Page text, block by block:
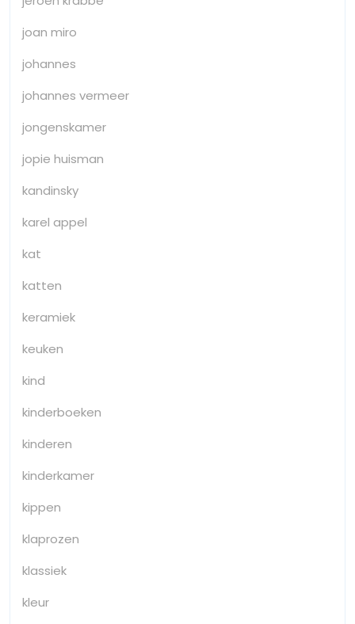
joan miro
johannes
johannes vermeer
jongenskamer
jopie huisman
kandinsky
karel appel
kat
katten
keramiek
keuken
kind
kinderboeken
kinderen
kinderkamer
kippen
klaprozen
klassiek
kleur